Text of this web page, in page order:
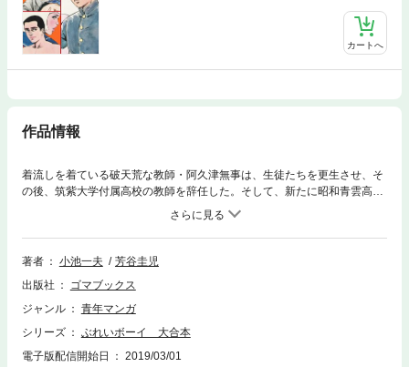
カートへ
作品情報
着流しを着ている破天荒な教師・阿久津無事は、生徒たちを更生させ、そ
の後、筑紫大学付属高校の教師を辞任した。そして、新たに昭和青雲高校
に生徒として編入する。そこでも番長やスケ番がいて、問題山積だった。
果たして阿久津は、不良生徒たちを更生させることが出来るのか？※電子
版配信記念として、1970年代に作者が雑誌トップコミックのために書き下
ろしたおしゃれでエッチな秘蔵イラストを巻末に添付。第11話 続 夕陽
ャック第15話 続！切裂きジャック第16話 青春の秘密第17話 哀しき
長欠第18話 続！哀しき長欠第19話 中絶カンパ第20話 まとめて昔田
先生第23話 先生（センコー）殺し第24話 ひとりぽっちの反逆第25話
（最終話） 広場から（初出：1974～1975年双葉社・週刊漫画アクショ
著者 小池一夫
芳谷圭児
出版社
ゴマブックス
ジャンル
青年マンガ
シリーズ
ぶれいボーイ 大合本
電子版配信開始日
2019/03/01